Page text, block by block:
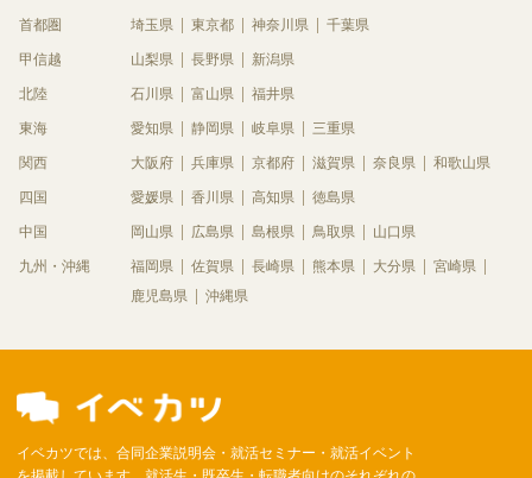
首都圏 埼玉県 東京都 神奈川県 千葉県
甲信越 山梨県 長野県 新潟県
北陸 石川県 富山県 福井県
東海 愛知県 静岡県 岐阜県 三重県
関西 大阪府 兵庫県 京都府 滋賀県 奈良県 和歌山県
四国 愛媛県 香川県 高知県 徳島県
中国 岡山県 広島県 島根県 鳥取県 山口県
九州・沖縄 福岡県 佐賀県 長崎県 熊本県 大分県
宮崎県
鹿児島県
沖縄県
イベカツでは、合同企業説明会・就活セミナー・就活イベント